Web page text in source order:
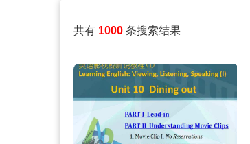
共有 1000 条搜索结果